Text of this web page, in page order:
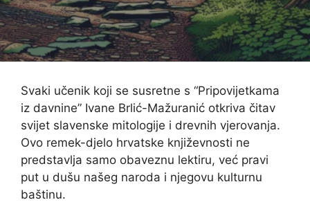
Svaki učenik koji se susretne s “Pripovijetkama
iz davnine” Ivane Brlić-Mažuranić otkriva čitav
svijet slavenske mitologije i drevnih vjerovanja.
Ovo remek-djelo hrvatske književnosti ne
predstavlja samo obaveznu lektiru, već pravi
put u dušu našeg naroda i njegovu kulturnu
baštinu.